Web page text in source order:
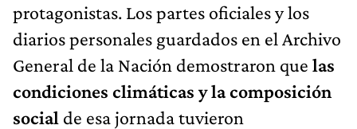
protagonistas. Los partes oficiales y los
diarios personales guardados en el Archivo
General de la Nación demostraron que las
condiciones climáticas y la composición
social de esa jornada tuvieron